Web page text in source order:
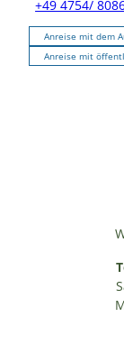
+49 4754/
Anreise mit dem
Anreise mit